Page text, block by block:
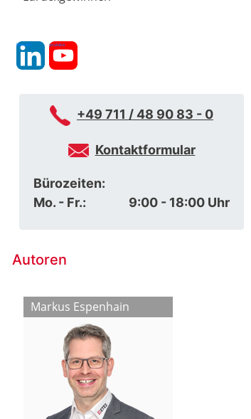
linkedin youtube
+49 711 / 48 90 83 - 0
Kontaktformular
Bürozeiten:
Mo. - Fr.:
9:00 - 18:00 Uhr
Autoren
Markus Espenhain